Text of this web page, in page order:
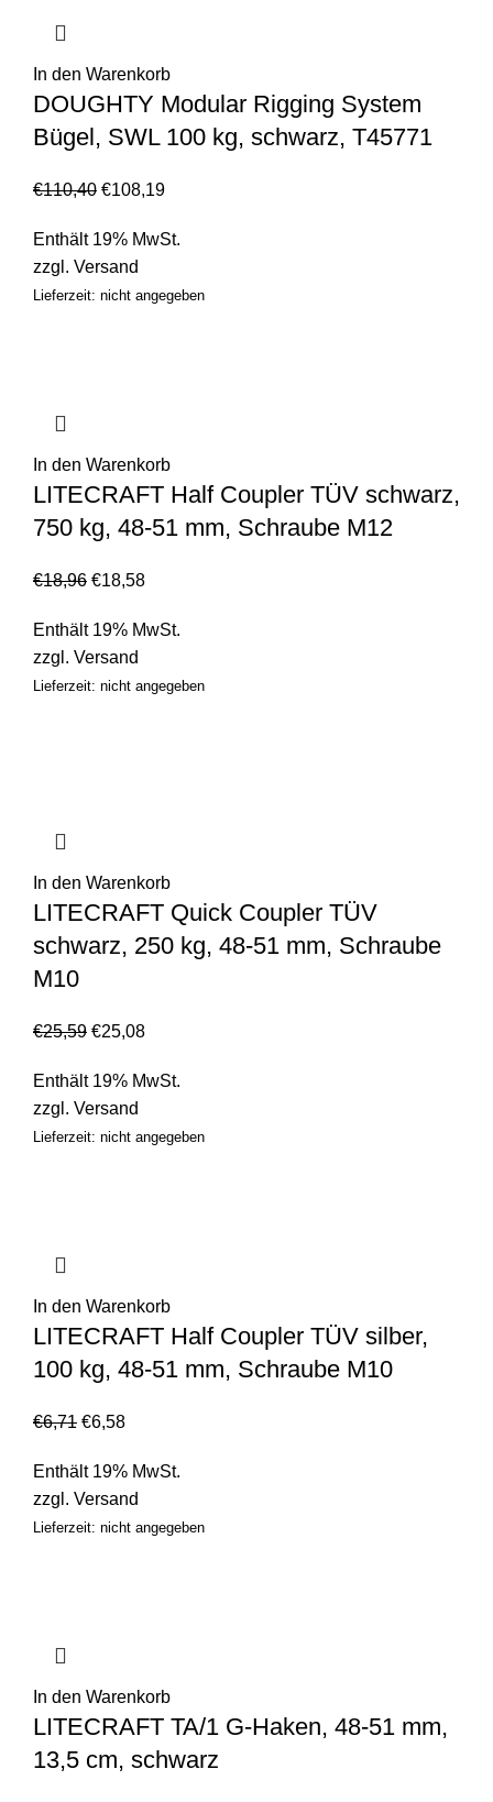
In den Warenkorb
DOUGHTY Modular Rigging System
Bügel, SWL 100 kg, schwarz, T45771
€110,40 €108,19
Enthält 19% MwSt.
zzgl. Versand
Lieferzeit: nicht angegeben
In den Warenkorb
LITECRAFT Half Coupler TÜV schwarz,
750 kg, 48-51 mm, Schraube M12
€18,96 €18,58
Enthält 19% MwSt.
zzgl. Versand
Lieferzeit: nicht angegeben
In den Warenkorb
LITECRAFT Quick Coupler TÜV
schwarz, 250 kg, 48-51 mm, Schraube
M10
€25,59 €25,08
Enthält 19% MwSt.
zzgl. Versand
Lieferzeit: nicht angegeben
In den Warenkorb
LITECRAFT Half Coupler TÜV silber,
100 kg, 48-51 mm, Schraube M10
€6,71 €6,58
Enthält 19% MwSt.
zzgl. Versand
Lieferzeit: nicht angegeben
In den Warenkorb
LITECRAFT TA/1 G-Haken, 48-51 mm,
13,5 cm, schwarz